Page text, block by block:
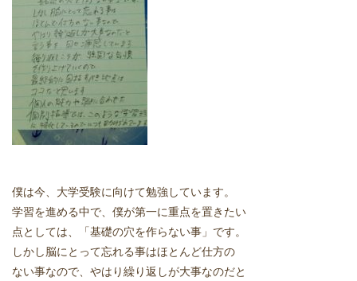
高卒認定試験にかかる費用
どうやって勉強する？
合格後の進路
よくあるご質問
アクセス情報
僕は今、大学受験に向けて勉強しています。
学習を進める中で、僕が第一に重点を置きたい
点としては、「基礎の穴を作らない事」です。
しかし脳にとって忘れる事はほとんど仕方の
ない事なので、やはり繰り返しが大事なのだと